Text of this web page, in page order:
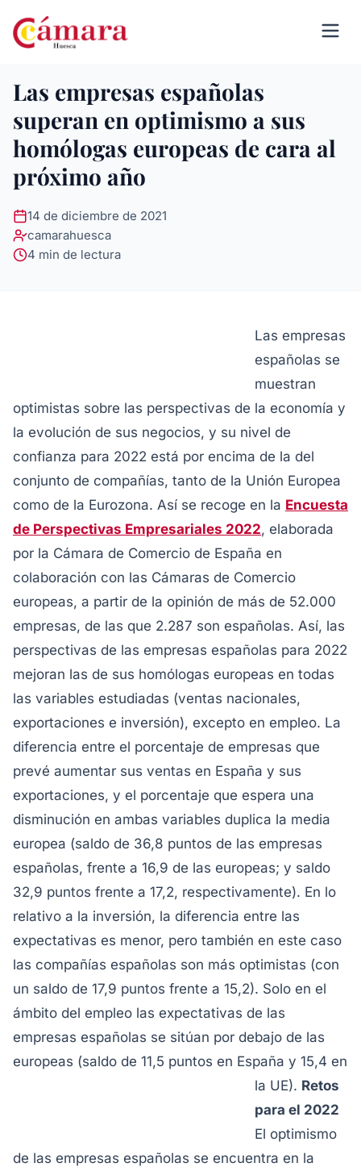
Las empresas españolas
superan en optimismo a sus
homólogas europeas de cara al
próximo año
14 de diciembre de 2021
camarahuesca
4 min de lectura
Las empresas
españolas se
muestran
optimistas sobre las perspectivas de la economía y
la evolución de sus negocios, y su nivel de
confianza para 2022 está por encima de la del
conjunto de compañías, tanto de la Unión Europea
como de la Eurozona. Así se recoge en la Encuesta
de Perspectivas Empresariales 2022, elaborada
por la Cámara de Comercio de España en
colaboración con las Cámaras de Comercio
europeas, a partir de la opinión de más de 52.000
empresas, de las que 2.287 son españolas. Así, las
perspectivas de las empresas españolas para 2022
mejoran las de sus homólogas europeas en todas
las variables estudiadas (ventas nacionales,
exportaciones e inversión), excepto en empleo. La
diferencia entre el porcentaje de empresas que
prevé aumentar sus ventas en España y sus
exportaciones, y el porcentaje que espera una
disminución en ambas variables duplica la media
europea (saldo de 36,8 puntos de las empresas
españolas, frente a 16,9 de las europeas; y saldo
32,9 puntos frente a 17,2, respectivamente). En lo
relativo a la inversión, la diferencia entre las
expectativas es menor, pero también en este caso
las compañías españolas son más optimistas (con
un saldo de 17,9 puntos frente a 15,2). Solo en el
ámbito del empleo las expectativas de las
empresas españolas se sitúan por debajo de las
europeas (saldo de 11,5 puntos en España y 15,4 en
la UE). Retos
para el 2022
El optimismo
de las empresas españolas se encuentra en la